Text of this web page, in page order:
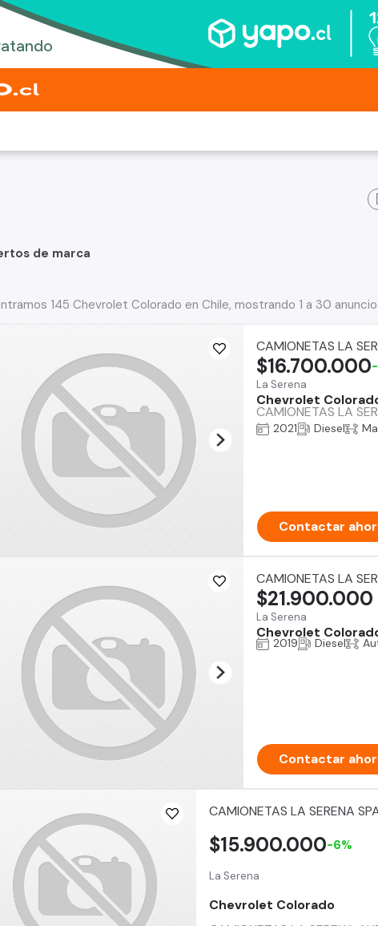
de marca
145 Chevrolet Colorado en Chile, mostrando 1 a 30
CAMIONETAS LA
La Serena
Chevrolet
CAMIONETAS LA
$16.700.000
2021 Diesel
Contactar
CAMIONETAS LA
La Serena
Chevrolet
$21.900.000
2019 Diesel
Contactar
CAMIONETAS LA SERENA
La Serena
Chevrolet Colorado
$15.900.000-6%